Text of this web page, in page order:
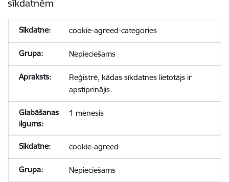
sīkdatnēm
cookie-agreed-categories
Nepieciešams
Reģistrē, kādas sīkdatnes lietotājs ir
apstiprinājis.
1 mēnesis
cookie-agreed
Nepieciešams